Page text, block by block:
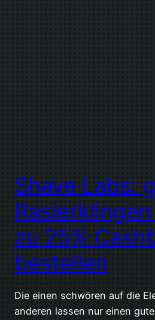
Shave Labs:
zu 25%
bestellen
Die einen schwören auf die
anderen lassen nur einen